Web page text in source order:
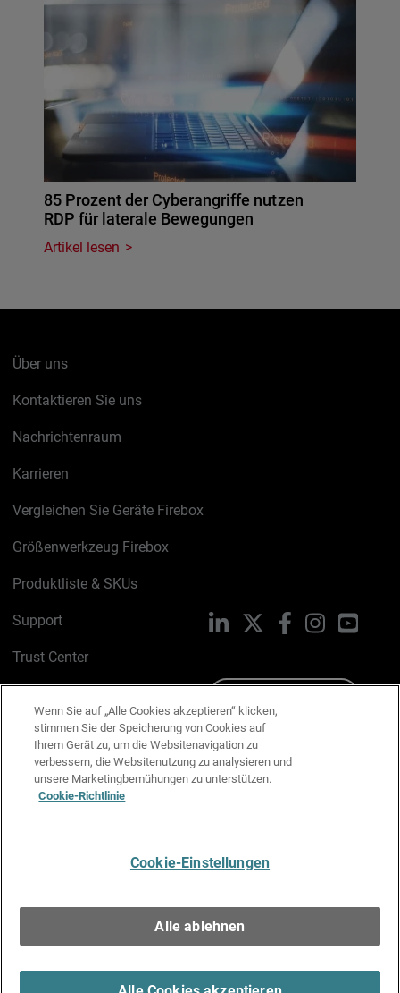
85 Prozent der Cyberangriffe nutzen
RDP für laterale Bewegungen
Artikel lesen
Über uns
Kontaktieren Sie uns
Nachrichtenraum
Karrieren
Vergleichen Sie Geräte Firebox
Größenwerkzeug Firebox
Produktliste & SKUs
Support
Trust Center
Cookie-Richtlinie
Datenschutzrichtlinie
Media & Brand Kit
LinkedIn FacebookInstagram
Wenn Sie auf „Alle Cookies akzeptieren“ klicken,
stimmen Sie der Speicherung von Cookies auf
Ihrem Gerät zu, um die Websitenavigation zu
verbessern, die Websitenutzung zu analysieren und
unsere Marketingbemühungen zu unterstützen.
Cookie-Richtlinie
Cookie-Einstellungen
Alle ablehnen